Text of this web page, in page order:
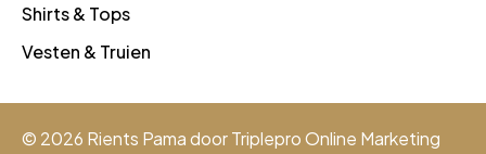
Shirts & Tops
Vesten & Truien
© 2026 Rients Pama doorTriplepro Online Marketing